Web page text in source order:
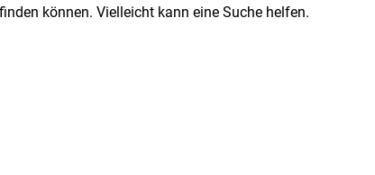
können. Vielleicht kann eine Suche helfen.